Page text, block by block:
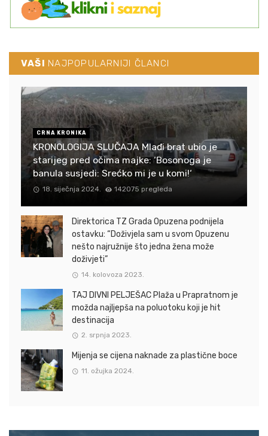
VAŠI NAJPOPULARNIJI ČLANCI
CRNA KRONIKA
KRONOLOGIJA SLUČAJA Mlađi brat ubio je
starijeg pred očima majke: ‘Bosonoga je
banula susjedi: Srećko mi je u komi!‘
18. siječnja 2024. 142075 pregleda
Direktorica TZ Grada Opuzena podnijela
ostavku: “Doživjela sam u svom Opuzenu
nešto najružnije što jedna žena može
doživjeti”
14. kolovoza 2023.
TAJ DIVNI PELJEŠAC Plaža u Prapratnom je
možda najljepša na poluotoku koji je hit
destinacija
2. srpnja 2023.
Mijenja se cijena naknade za plastične boce
11. ožujka 2024.